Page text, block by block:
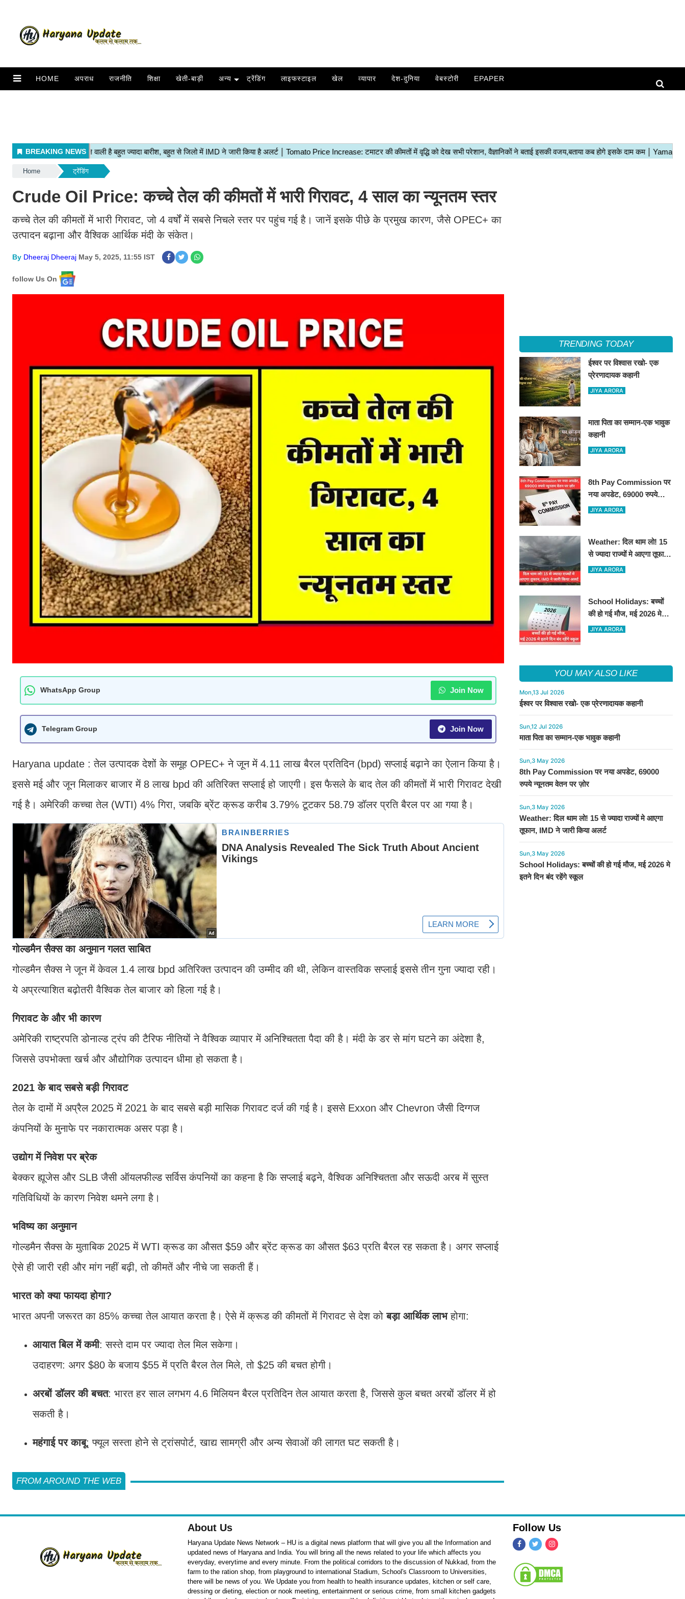
HOME अपराध राजनीति शिक्षा खेती-बाड़ी अन्य ट्रेंडिंग लाइफस्टाइल खेल व्यापार देश-दुनिया वेबस्टोरी EPAPER
Home ट्रेंडिंग
Crude Oil Price: कच्चे तेल की कीमतों में भारी गिरावट, 4 साल का न्यूनतम स्तर
कच्चे तेल की कीमतों में भारी गिरावट, जो 4 वर्षों में सबसे निचले स्तर पर पहुंच गई है। जानें इसके पीछे के प्रमुख कारण, जैसे OPEC+ का
उत्पादन बढ़ाना और वैश्विक आर्थिक मंदी के संकेत।
By Dheeraj Dheeraj May 5, 2025, 11:55 IST
follow Us On
WhatsApp Group Join Now
Telegram Group Join Now
Haryana update : तेल उत्पादक देशों के समूह OPEC+ ने जून में 4.11 लाख बैरल प्रतिदिन (bpd) सप्लाई बढ़ाने का ऐलान किया है।
इससे मई और जून मिलाकर बाजार में 8 लाख bpd की अतिरिक्त सप्लाई हो जाएगी। इस फैसले के बाद तेल की कीमतों में भारी गिरावट देखी
गई है। अमेरिकी कच्चा तेल (WTI) 4% गिरा, जबकि ब्रेंट क्रूड करीब 3.79% टूटकर 58.79 डॉलर प्रति बैरल पर आ गया है।
गोल्डमैन सैक्स का अनुमान गलत साबित
गोल्डमैन सैक्स ने जून में केवल 1.4 लाख bpd अतिरिक्त उत्पादन की उम्मीद की थी, लेकिन वास्तविक सप्लाई इससे तीन गुना ज्यादा रही।
ये अप्रत्याशित बढ़ोतरी वैश्विक तेल बाजार को हिला गई है।
गिरावट के और भी कारण
अमेरिकी राष्ट्रपति डोनाल्ड ट्रंप की टैरिफ नीतियों ने वैश्विक व्यापार में अनिश्चितता पैदा की है। मंदी के डर से मांग घटने का अंदेशा है,
जिससे उपभोक्ता खर्च और औद्योगिक उत्पादन धीमा हो सकता है।
2021 के बाद सबसे बड़ी गिरावट
तेल के दामों में अप्रैल 2025 में 2021 के बाद सबसे बड़ी मासिक गिरावट दर्ज की गई है। इससे Exxon और Chevron जैसी दिग्गज
कंपनियों के मुनाफे पर नकारात्मक असर पड़ा है।
उद्योग में निवेश पर ब्रेक
बेक्कर ह्यूजेस और SLB जैसी ऑयलफील्ड सर्विस कंपनियों का कहना है कि सप्लाई बढ़ने, वैश्विक अनिश्चितता और सऊदी अरब में सुस्त
गतिविधियों के कारण निवेश थमने लगा है।
भविष्य का अनुमान
गोल्डमैन सैक्स के मुताबिक 2025 में WTI क्रूड का औसत $59 और ब्रेंट क्रूड का औसत $63 प्रति बैरल रह सकता है। अगर सप्लाई
ऐसे ही जारी रही और मांग नहीं बढ़ी, तो कीमतें और नीचे जा सकती हैं।
भारत को क्या फायदा होगा?
भारत अपनी जरूरत का 85% कच्चा तेल आयात करता है। ऐसे में क्रूड की कीमतों में गिरावट से देश कोबड़ा आर्थिक लाभहोगा:
आयात बिल में कमी: सस्ते दाम पर ज्यादा तेल मिल सकेगा।
उदाहरण: अगर $80 के बजाय $55 में प्रति बैरल तेल मिले, तो $25 की बचत होगी।
अरबों डॉलर की बचत: भारत हर साल लगभग 4.6 मिलियन बैरल प्रतिदिन तेल आयात करता है, जिससे कुल बचत अरबों डॉलर में हो
सकती है।
महंगाई पर काबू: फ्यूल सस्ता होने से ट्रांसपोर्ट, खाद्य सामग्री और अन्य सेवाओं की लागत घट सकती है।
FROM AROUND THE WEB
TRENDING TODAY
ईश्वर पर विश्वास रखो- एक
प्रेरणादायक कहानी
JIYA ARORA
माता पिता का सम्मान-एक भावुक
कहानी
JIYA ARORA
8th Pay Commission पर
नया अपडेट, 69000 रुपये
न्यूनतम वेतन पर ज़ोर
JIYA ARORA
Weather: दिल थाम लो! 15
से ज्यादा राज्यों मे आएगा तूफान,
IMD ने जारी किया अलर्ट
JIYA ARORA
School Holidays: बच्चों
की हो गई मौज, मई 2026 मे
इतने दिन बंद रहेंगे स्कूल
JIYA ARORA
YOU MAY ALSO LIKE
Mon,13 Jul 2026
ईश्वर पर विश्वास रखो- एक प्रेरणादायक कहानी
Sun,12 Jul 2026
माता पिता का सम्मान-एक भावुक कहानी
Sun,3 May 2026
8th Pay Commission पर नया अपडेट, 69000
रुपये न्यूनतम वेतन पर ज़ोर
Sun,3 May 2026
Weather: दिल थाम लो! 15 से ज्यादा राज्यों मे आएगा
तूफान, IMD ने जारी किया अलर्ट
Sun,3 May 2026
School Holidays: बच्चों की हो गई मौज, मई 2026 मे
इतने दिन बंद रहेंगे स्कूल
About Us
Haryana Update News Network – HU is a digital news platform that will give you all the Information and
updated news of Haryana and India. You will bring all the news related to your life which affects you
everyday, everytime and every minute. From the political corridors to the discussion of Nukkad, from the
farm to the ration shop, from playground to international Stadium, School's Classroom to Universities,
there will be news of you. We Update you from health to health insurance updates, kitchen or self care,
dressing or dieting, election or nook meeting, entertainment or serious crime, from small kitchen gadgets
Follow Us